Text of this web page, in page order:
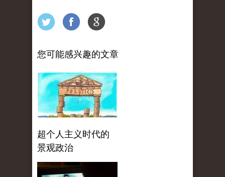
您可能感兴趣的文章
超个人主义时代的
景观政治